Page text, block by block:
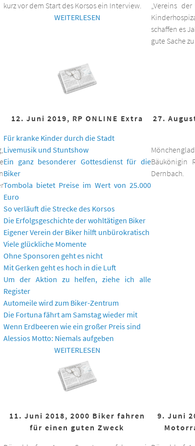
kurz vor dem Start des Korsos ein Interview.
WEITERLESEN
„Vereins
schaffen es
gute Sache
12. Juni 2019, RP ONLINE Extra
Für kranke Kinder durch die Stadt
Livemusik und Stuntshow
Ein ganz besonderer Gottesdienst für die
Biker
Tombola bietet Preise im Wert von 25.000
Euro
So verläuft die Strecke des Korsos
Die Erfolgsgeschichte der wohltätigen Biker
Eigener Verein der Biker hilft unbürokratisch
Viele glückliche Momente
Ohne Sponsoren geht es nicht
Mit Gerken geht es hoch in die Luft
Um der Aktion zu helfen, ziehe ich alle
Register
Automeile wird zum Biker-Zentrum
Die Fortuna fährt am Samstag wieder mit
Wenn Erdbeeren wie ein großer Preis sind
Alessios Motto: Niemals aufgeben
WEITERLESEN
27.
Bäukönigin
Dernbach.
11. Juni 2018, 2000 Biker fahren
für einen guten Zweck
9. Juni